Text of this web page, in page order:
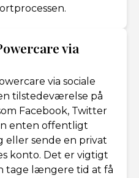
via
via sociale
tilstedeværelse på
Facebook, Twitter
enten offentligt
eller sende en privat
konto. Det er vigtigt
tage længere tid at få